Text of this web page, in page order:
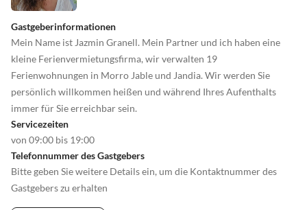
Gastgeberinformationen
Mein Name ist Jazmin Granell. Mein Partner und ich haben eine
kleine Ferienvermietungsfirma, wir verwalten 19
Ferienwohnungen in Morro Jable und Jandia. Wir werden Sie
persönlich willkommen heißen und während Ihres Aufenthalts
immer für Sie erreichbar sein.
Servicezeiten
von 09:00 bis 19:00
Telefonnummer des Gastgebers
Bitte geben Sie weitere Details ein, um die Kontaktnummer des
Gastgebers zu erhalten